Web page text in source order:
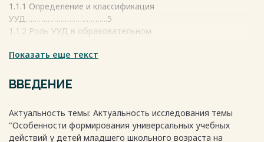
1.1.1 Определение и классификация
УУД………………………………..5
1.1.2 Роль УУД в образовательном
1.2 Исследования и подходы к формированию
1.2.1 Обзор существующих
исследований………………………………..8
изобразительной
деятельности………………………………………………………………………8
Показать еще текст
ВВЕДЕНИЕ
Актуальность темы: Актуальность исследования темы
"Особенности формирования универсальных учебных
действий у детей младшего школьного возраста на